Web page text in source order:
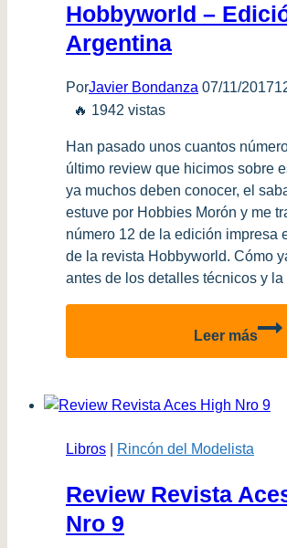
Hobbyworld –
Argentina
PorJavier Bondanza 07/11/2017
🔥 1942 vistas
Han pasado unos cuantos
último review que hicimos sobre
ya muchos deben conocer, el
estuve por Hobbies Morón y me
número 12 de la edición impresa
de la revista Hobbyworld. Cómo
antes de los detalles técnicos y
Leer más
Libros
Rincón del Modelista
Review Revista
Nro 9